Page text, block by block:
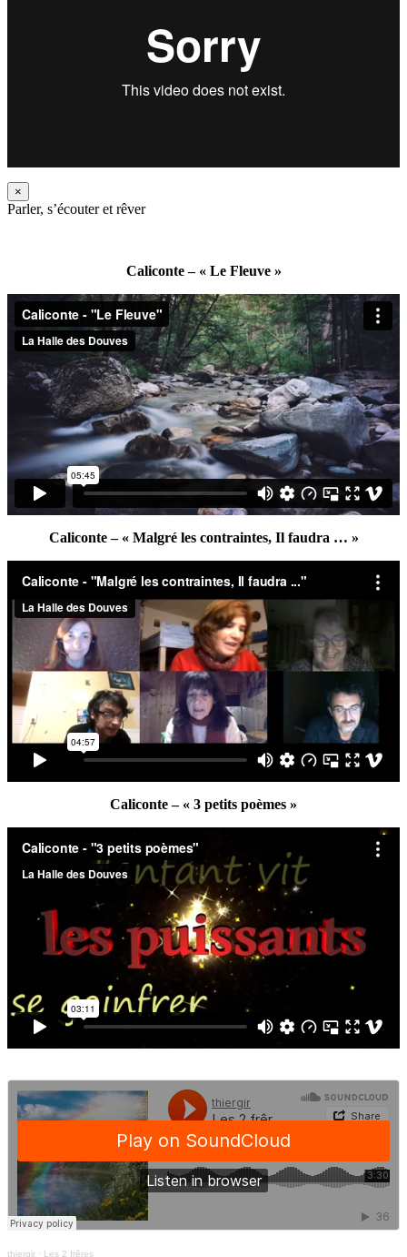
×
Parler, s’écouter et rêver
Caliconte – « Le Fleuve »
Caliconte – « Malgré les contraintes, Il faudra … »
Caliconte – « 3 petits poèmes »
thiergir · Les 2 frêres